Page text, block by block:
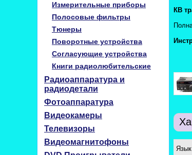
Измерительные приборы
Полосовые фильтры
Тюнеры
Поворотные устройства
Согласующие устройства
Книги радиолюбительские
Радиоаппаратура и
радиодетали
Фотоаппаратура
Видеокамеры
Телевизоры
Видеомагнитофоны
КВ
Язык